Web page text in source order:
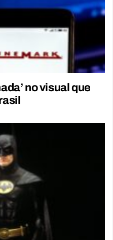
no visual que